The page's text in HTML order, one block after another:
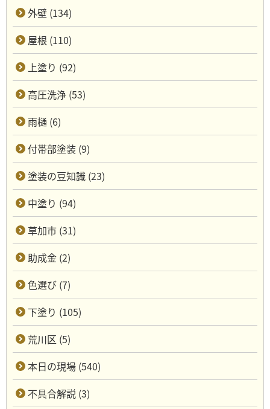
外壁 (134)
屋根 (110)
上塗り (92)
高圧洗浄 (53)
雨樋 (6)
付帯部塗装 (9)
塗装の豆知識 (23)
中塗り (94)
草加市 (31)
助成金 (2)
色選び (7)
下塗り (105)
荒川区 (5)
本日の現場 (540)
不具合解説 (3)